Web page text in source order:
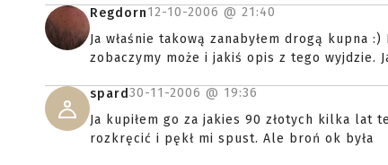
Regdorn12-10-2006 @ 21:40
Ja właśnie takową zanabyłem drogą kupna
zobaczymy może i jakiś opis z tego wyjdzie.
spard30-11-2006 @ 19:36
Ja kupiłem go za jakies 90 złotych kilka lat
rozkręcić i pękł mi spust. Ale broń ok była